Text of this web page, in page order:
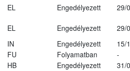
EL Engedélyezett
29/
EL Engedélyezett
29/
IN Engedélyezett
15/
FU Folyamatban
-
HB Engedélyezett
31/